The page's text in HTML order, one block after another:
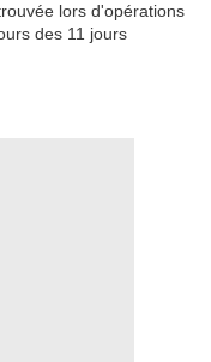
lors d'opérations
des 11 jours